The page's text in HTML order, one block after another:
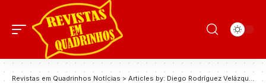
Revistas em Quadrinhos Notícias > Articles by: Diego Rodríguez Velázquez